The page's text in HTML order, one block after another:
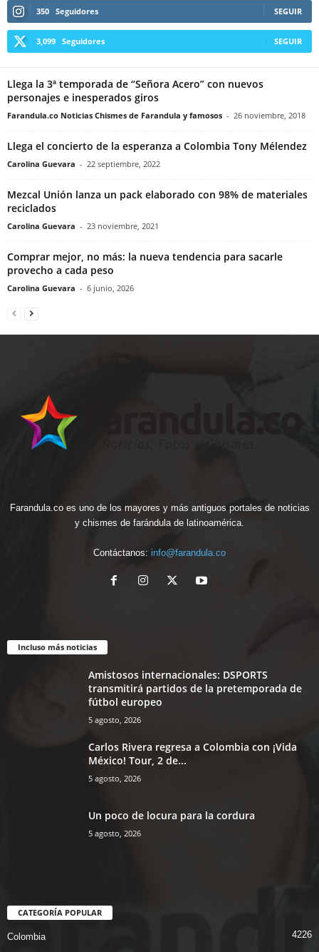
350 Seguidores SEGUIR
3,099 Seguidores SEGUIR
Llega la 3ª temporada de “Señora Acero” con nuevos
personajes e inesperados giros
Farandula.co Noticias Chismes de Farandula y famosos - 26 noviembre, 2018
Llega el concierto de la esperanza a Colombia Tony Mélendez
Carolina Guevara - 22 septiembre, 2022
Mezcal Unión lanza un pack elaborado con 98% de materiales
reciclados
Carolina Guevara - 23 noviembre, 2021
Comprar mejor, no más: la nueva tendencia para sacarle
provecho a cada peso
Carolina Guevara - 6 junio, 2026
Farandula.co es uno de los mayores y más antiguos portales de noticias
y chismes de farándula de latinoamérica.
Contáctanos: info@farandula.co
Incluso más noticias
Amistosos internacionales: DSPORTS
transmitirá partidos de la pretemporada de
fútbol europeo
5 agosto, 2026
Carlos Rivera regresa a Colombia con ¡Vida
México! Tour, 2 de...
5 agosto, 2026
Un poco de locura para la cordura
5 agosto, 2026
CATEGORÍA POPULAR
Colombia
4226